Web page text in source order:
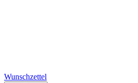
Wunschzettel